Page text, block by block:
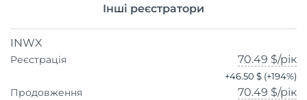
Інші реєстратори
INWX
Реєстрація 70.49 $/рік
+46.50 $ (+194%)
Продовження 70.49 $/рік